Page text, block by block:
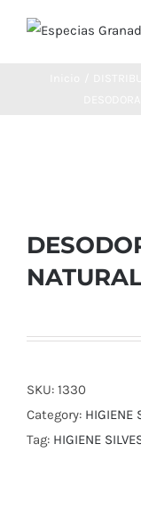
SKU: 1330
Category: HIGIENE
Tag: HIGIENE